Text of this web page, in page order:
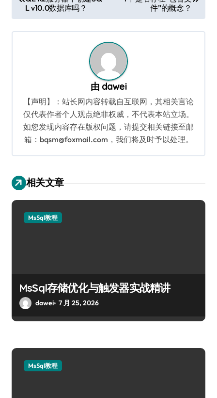
导
航
L v10.0数据库吗？
件”的概念？
由 dawei
【声明】：站长网内容转载自互联网，其相关言论
仅代表作者个人观点绝非权威，不代表本站立场。
如您发现内容存在版权问题，请提交相关链接至邮
箱：bqsm@foxmail.com，我们将及时予以处理。
相关文章
MsSql教程
MsSql存储优化与触发器实战精讲
dawei 7 月 25, 2026
MsSql教程